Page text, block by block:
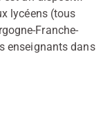
lycéens (tous
Franche-
enseignants dans